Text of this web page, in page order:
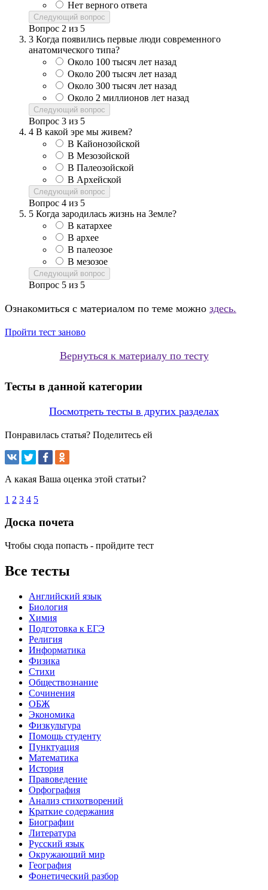
Нет верного ответа
Следующий вопрос
Вопрос 2 из 5
3 Когда появились первые люди современного
анатомического типа?
Около 100 тысяч лет назад
Около 200 тысяч лет назад
Около 300 тысяч лет назад
Около 2 миллионов лет назад
Следующий вопрос
Вопрос 3 из 5
4 В какой эре мы живем?
В Кайонозойской
В Мезозойской
В Палеозойской
В Архейской
Следующий вопрос
Вопрос 4 из 5
5 Когда зародилась жизнь на Земле?
В катархее
В архее
В палеозое
В мезозое
Следующий вопрос
Вопрос 5 из 5
Ознакомиться с материалом по теме можно здесь.
Пройти тест заново
Вернуться к материалу по тесту
Тесты в данной категории
Посмотреть тесты в других разделах
Понравилась статья? Поделитесь ей
А какая Ваша оценка этой статьи?
1 2 3 4 5
Доска почета
Чтобы сюда попасть - пройдите тест
Все тесты
Английский язык
Биология
Химия
Подготовка к ЕГЭ
Религия
Информатика
Физика
Стихи
Обществознание
Сочинения
ОБЖ
Экономика
Физкультура
Помощь студенту
Пунктуация
Математика
История
Правоведение
Орфография
Анализ стихотворений
Краткие содержания
Биографии
Литература
Русский язык
Окружающий мир
География
Фонетический разбор